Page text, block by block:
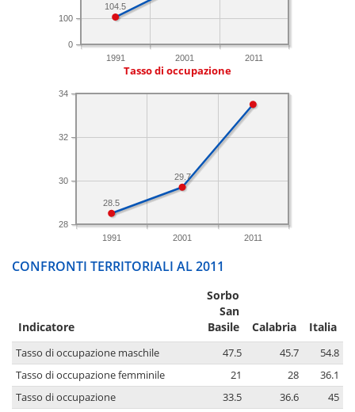
1991 2001 2011
0
100
104.5
Tasso di occupazione
1991 2001 2011
28
30
32
34
29.7
28.5
CONFRONTI TERRITORIALI AL 2011
Indicatore
Sorbo
San
Basile
Calabria Italia
Tasso di occupazione maschile 47.5 45.7
54.8
Tasso di occupazione femminile
21 28
36.1
Tasso di occupazione
33.5 36.6
45